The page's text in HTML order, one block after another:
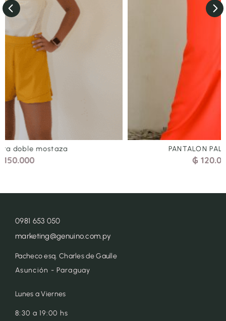
PANTALON PALAZZO LARGO – ROJO
0981 653 050
marketing@genuino.com.py
Pacheco esq. Charles de Gaulle
Asunción - Paraguay
Lunes a Viernes
8:30 a 19:00 hs